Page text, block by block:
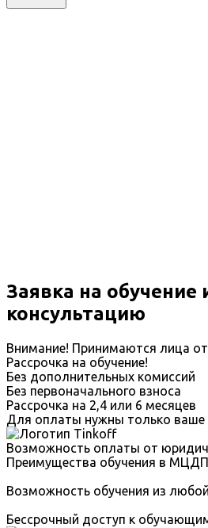
Заявка на обучение
консультацию
Внимание! Принимаются лица от
Рассрочка на обучение!
Без дополнительных комиссий
Без первоначального взноса
Рассрочка на 2,4 или 6 месяцев
Для оплаты нужны только ваше
Возможность оплаты от
Преимущества обучения в
Возможность обучения из
Бессрочный доступ к